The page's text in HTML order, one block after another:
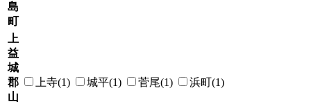
島
町
上
益
城
郡
山
上寺(1) 城平(1) 菅尾(1) 浜町(1)